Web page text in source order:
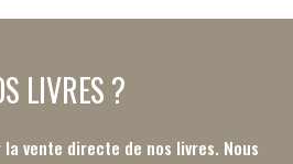
LIVRES ?
la vente directe de nos livres. Nous